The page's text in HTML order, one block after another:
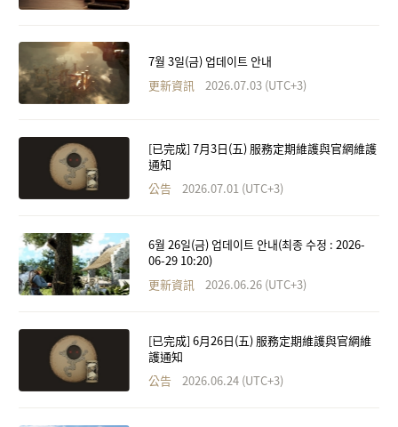
7월 3일(금) 업데이트 안내
更新資訊
2026.07.03 (UTC+3)
[已完成] 7月3日(五) 服務定期維護與官網維護
通知
公告
2026.07.01 (UTC+3)
6월 26일(금) 업데이트 안내(최종 수정 : 2026-
06-29 10:20)
更新資訊
2026.06.26 (UTC+3)
[已完成] 6月26日(五) 服務定期維護與官網維
護通知
公告
2026.06.24 (UTC+3)